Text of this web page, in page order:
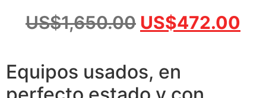
US$1,650.00 US$472.00
Equipos usados, en